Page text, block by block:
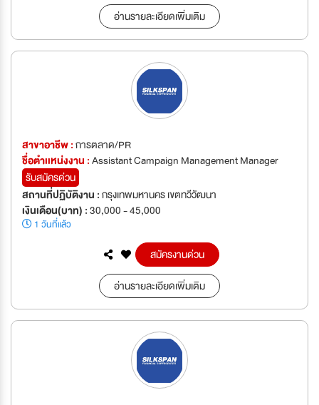
อ่านรายละเอียดเพิ่มเติม
สาขาอาชีพ :การตลาด/PR
ชื่อตำเเหน่งงาน :Assistant Campaign Management Manager
รับสมัครด่วน
สถานที่ปฏิบัติงาน :กรุงเทพมหานคร เขตทวีวัฒนา
เงินเดือน(บาท) :30,000 - 45,000
1 วันที่แล้ว
สมัครงานด่วน
อ่านรายละเอียดเพิ่มเติม